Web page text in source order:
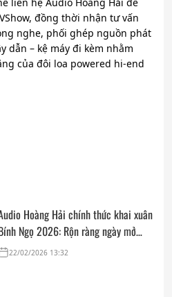
liên hệ Audio Hoàng Hải để
đồng thời nhận tư vấn
nghe, phối ghép nguồn phát
dẫn – kệ máy đi kèm nhằm
của đôi loa powered hi-end
Hoàng Hải chính thức khai xuân
Ngọ 2026: Rộn ràng ngày mở
trọn vẹn lời chúc đầu năm
22/02/2026 13:32